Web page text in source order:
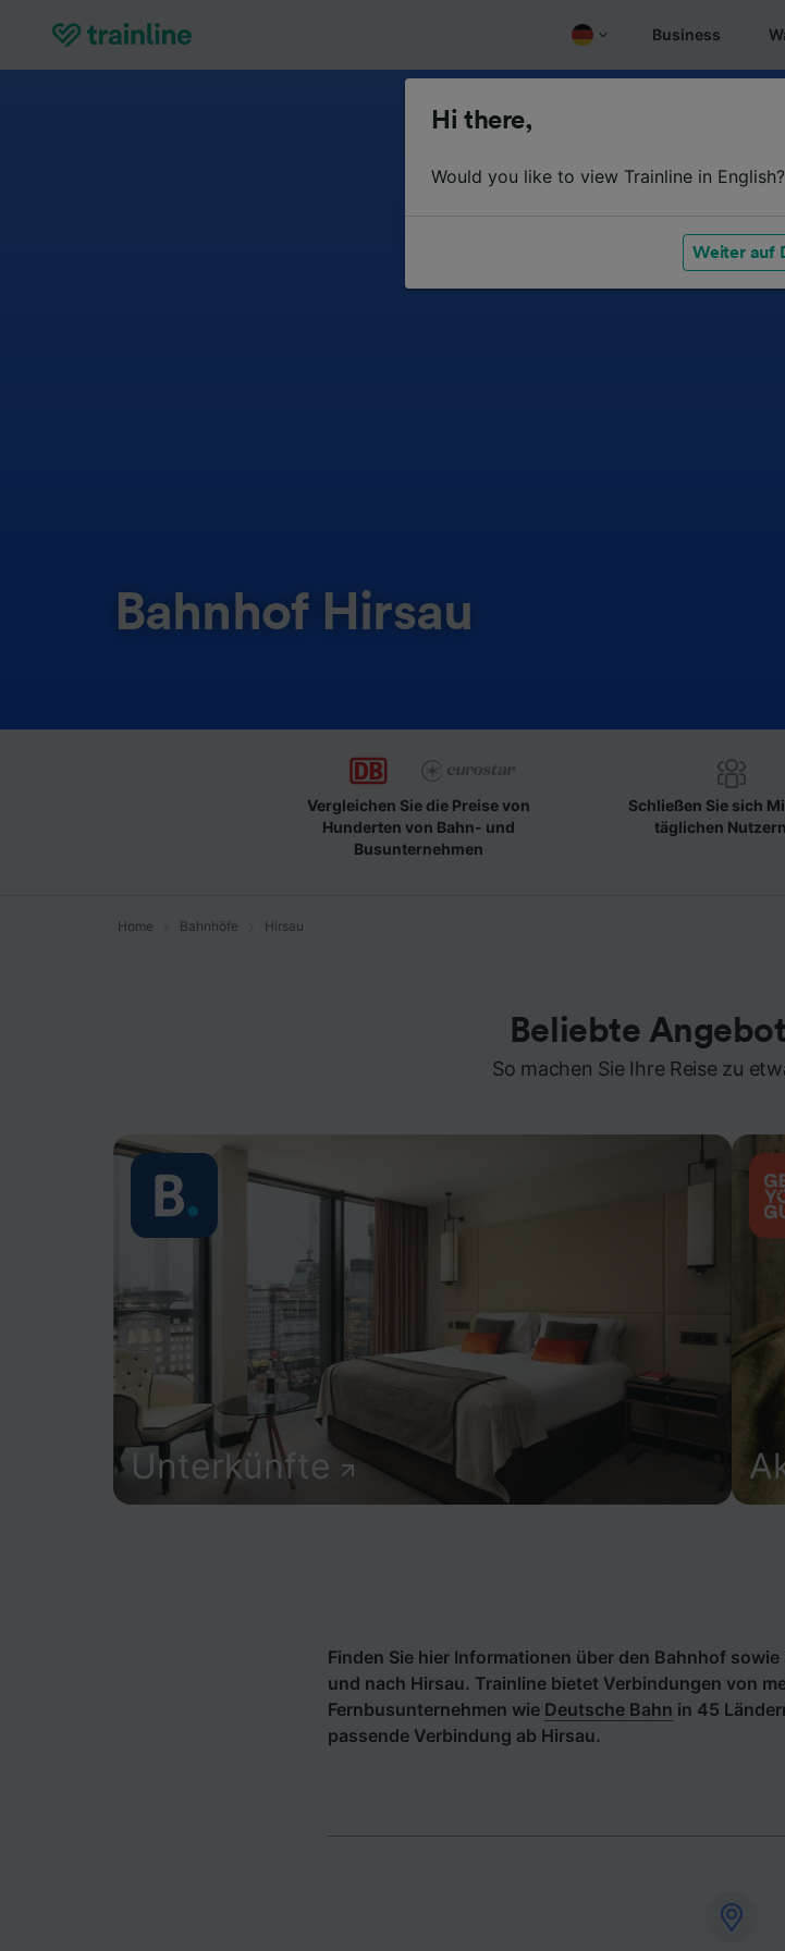
Business
Bahnhof Hirsau
Vergleichen Sie die Preise von
Hunderten von Bahn- und
Busunternehmen
Schließen Sie sich
täglichen
Home Bahnhöfe Hirsau
Beliebte
So machen Sie Ihre Reise zu
Unterkünfte
Finden Sie hier Informationen über den Bahnhof
und nach Hirsau. Trainline bietet Verbindungen von
Fernbusunternehmen wie Deutsche Bahn in 45
passende Verbindung ab Hirsau.
Hi there,
Would you like to view Trainline in English?
Weiter auf